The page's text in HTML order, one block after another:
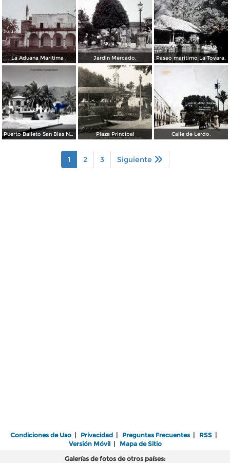
La Aduana Maritima . Jardin Mercado. Paseo maritimo La Tovara.
Puerto Balleto San Blas Nayarit. Plaza Principal Calle de Lerdo.
1 2 3 Siguiente
Condiciones de Uso | Privacidad | Preguntas Frecuentes | RSS |
Versión Móvil| Mapa de Sitio
Galerías de fotos de otros países: